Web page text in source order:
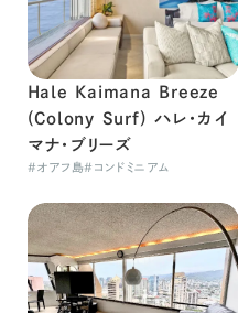
Hale Kaimana Breeze
(Colony Surf) ハレ・カイ
マナ・ブリーズ
#オアフ島# コンドミニアム